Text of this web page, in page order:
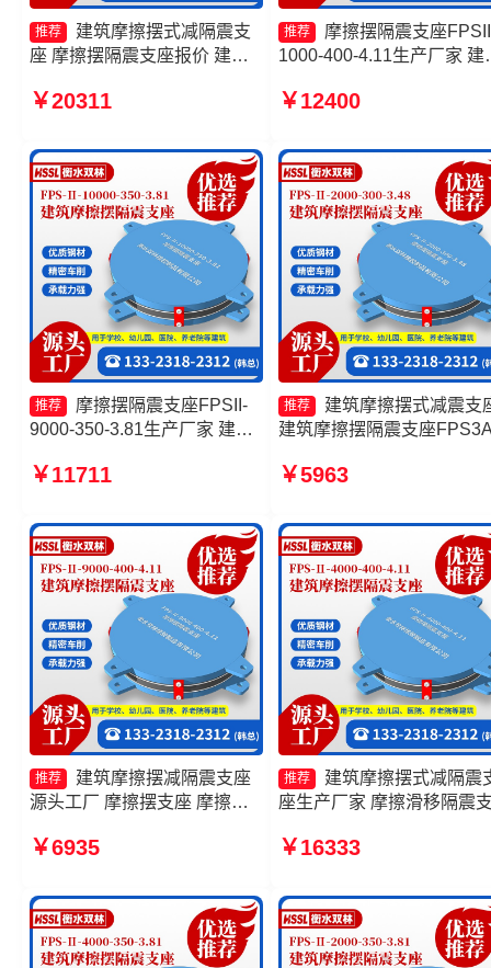
推荐
建筑摩擦摆式减隔震支
座 摩擦摆隔震支座报价 建筑
家 摩擦摆隔震支座FPSII-
￥20311
推荐
摩擦摆隔震支座
1000-400-4.11生产厂家 建
震支座FPSII-2000-300-
座生产厂家
￥12400
推荐
摩擦摆隔震支座FPSII-
9000-350-3.81生产厂家 建筑
隔震支座FPSII-6000-300-
座厂家
￥11711
推荐
建筑摩擦摆式减震支
建筑摩擦摆隔震支座
家 减隔震摩擦摆支座
￥5963
推荐
建筑摩擦摆减隔震支座
源头工厂 摩擦摆支座 摩擦摆
4.11 摩擦摆隔震支座FPSII-
￥6935
推荐
建筑摩擦摆式减隔震
座生产厂家 摩擦滑移隔震
摆隔震支座FPSII-6000-
￥16333